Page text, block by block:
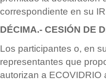
correspondiente en su
DÉCIMA.- CESIÓN DE
Los participantes o, en
representantes que
autorizan a ECOVIDRIO